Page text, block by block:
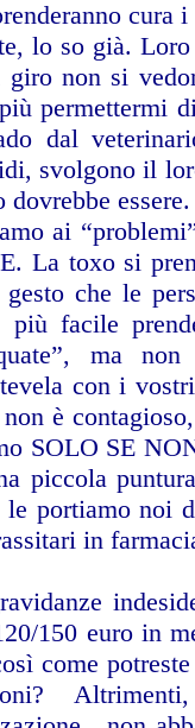
cura
lo so già.
non si
permettermi
dal
svolgono il
dovrebbe essere.
ai
La toxo si
gesto che le
più facile
ma
con i
è
SOLO SE
piccola
le portiamo noi
in
150 euro in
come